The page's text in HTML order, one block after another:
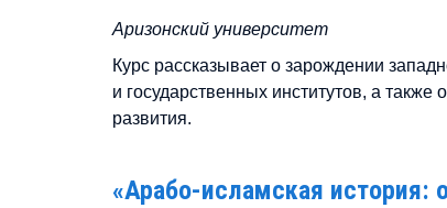
Аризонский университет
Курс рассказывает о зарождении
и государственных институтов, а
развития.
«Арабо-исламская история: